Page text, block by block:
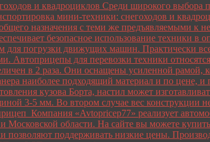
и квадроциклов Среди широкого выбора
мини-техники: снегоходов и
назначения с теми же предъявляемыми
безопасное использование техники в
для погрузки движущих машин. Практически
Автоприцепы для перевозки техники
в 2 раза. Они оснащены усиленной рамой,
наиболее подходящий материал и по цене, и
кузова Борта, настил может
3-5 мм. Во втором случае вес конструкции
Компания «Avtopricep77» реализует
Московской области. На сайте вы можете
поддерживать низкие цены.